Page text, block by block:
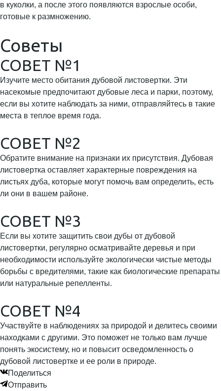
в куколки, а после этого появляются взрослые особи,
готовые к размножению.
Советы
СОВЕТ №1
Изучите место обитания дубовой листовертки. Эти
насекомые предпочитают дубовые леса и парки, поэтому,
если вы хотите наблюдать за ними, отправляйтесь в такие
места в теплое время года.
СОВЕТ №2
Обратите внимание на признаки их присутствия. Дубовая
листовертка оставляет характерные повреждения на
листьях дуба, которые могут помочь вам определить, есть
ли они в вашем районе.
СОВЕТ №3
Если вы хотите защитить свои дубы от дубовой
листовертки, регулярно осматривайте деревья и при
необходимости используйте экологически чистые методы
борьбы с вредителями, такие как биологические препараты
или натуральные репелленты.
СОВЕТ №4
Участвуйте в наблюдениях за природой и делитесь своими
находками с другими. Это поможет не только вам лучше
понять экосистему, но и повысит осведомленность о
дубовой листовертке и ее роли в природе.
Поделиться
Отправить